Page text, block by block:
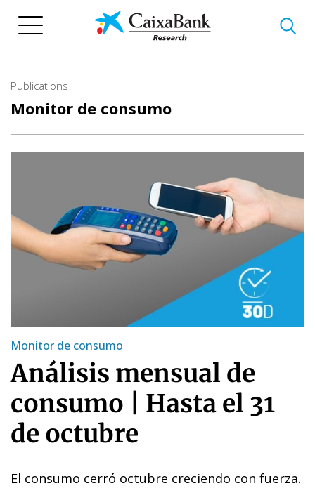
Publications
Monitor de consumo
Monitor de consumo
Análisis mensual de
consumo | Hasta el 31
de octubre
El consumo cerró octubre creciendo con fuerza.